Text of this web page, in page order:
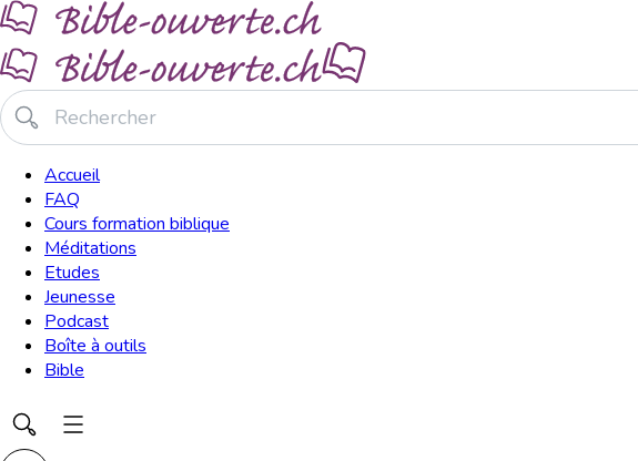
Accueil
FAQ
Cours formation biblique
Méditations
Etudes
Jeunesse
Podcast
Boîte à outils
Bible